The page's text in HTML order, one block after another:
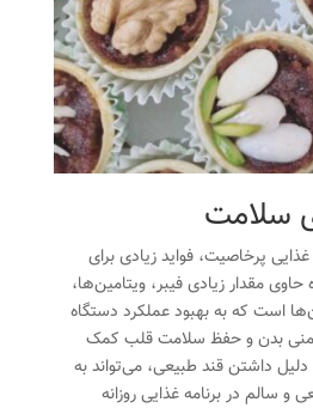
سلامت
پرخاصیت، فواید زیادی برای
مقدار زیادی فیبر، ویتامین‌ها،
است که به بهبود عملکرد دستگاه
بدن و حفظ سلامت قلب کمک
داشتن قند طبیعی، می‌تواند به
و سالم در برنامه غذایی روزانه